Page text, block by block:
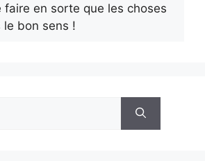
faire en sorte que les choses
bon sens !